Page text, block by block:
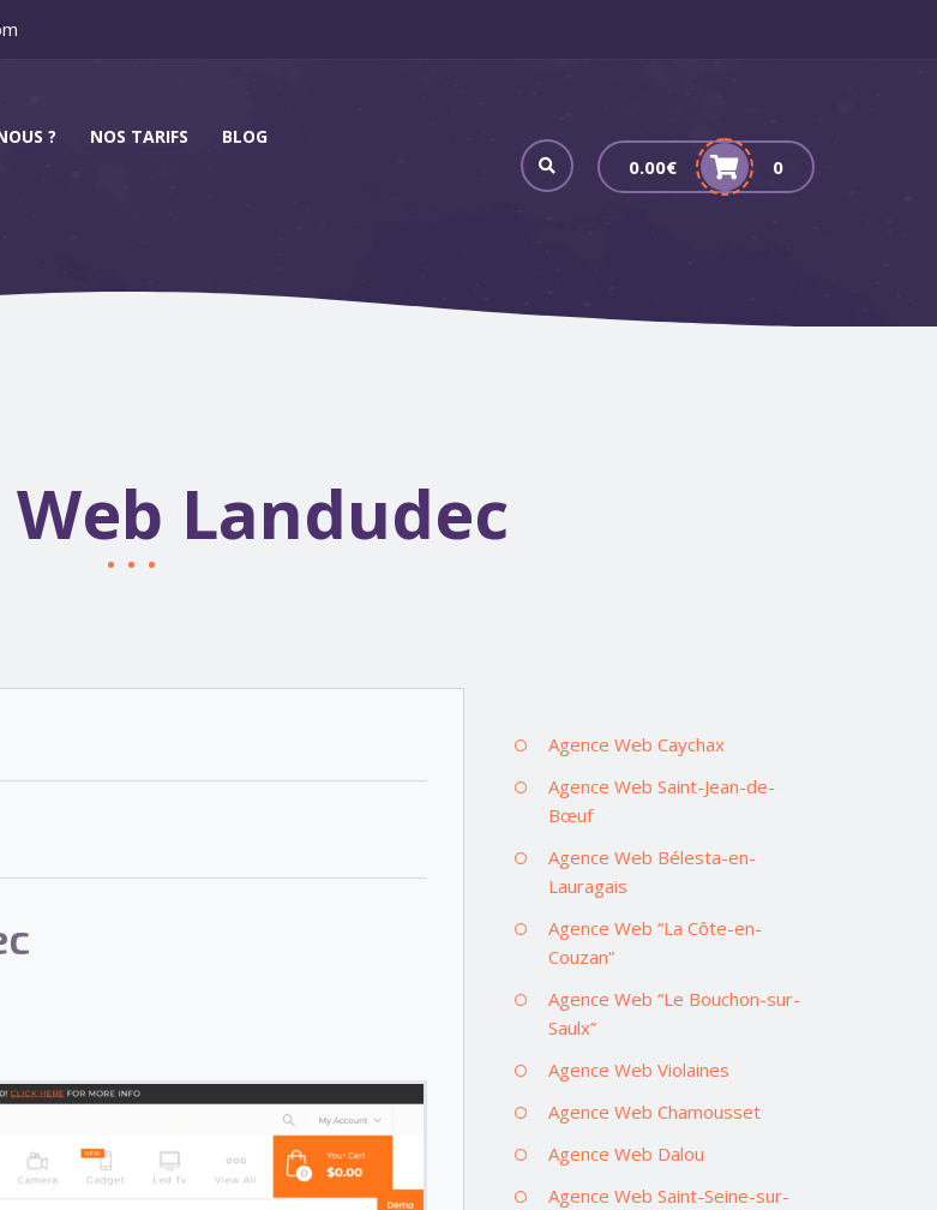
? NOS TARIFS BLOG
0.00€ 0
Landudec
Agence Web Caychax
Agence Web Saint-Jean-de-
Bœuf
Agence Web Bélesta-en-
Lauragais
Agence Web “La Côte-en-
Couzan”
Agence Web “Le Bouchon-sur-
Saulx”
Agence Web Violaines
Agence Web Chamousset
Agence Web Dalou
Agence Web Saint-Seine-sur-